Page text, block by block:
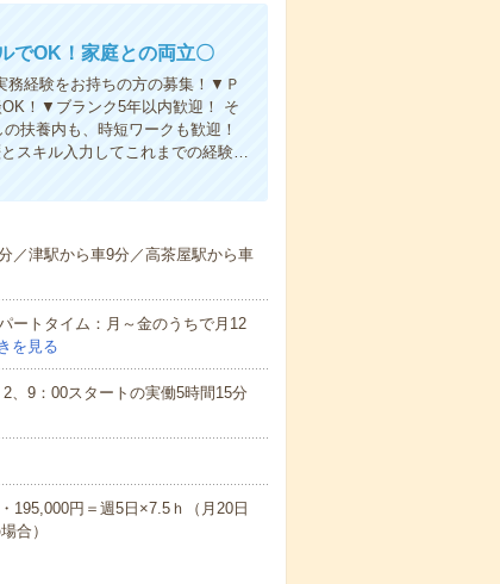
でOK！家庭との両立〇
経験をお持ちの方の募集！▼Ｐ
！▼ブランク5年以内歓迎！ そ
扶養内も、時短ワークも歓迎！
スキル入力してこれまでの経験…
／津駅から車9分／高茶屋駅から車
ートタイム：月～金のうちで月12
を見る
、9：00スタートの実働5時間15分
195,000円＝週5日×7.5ｈ（月20日
合）